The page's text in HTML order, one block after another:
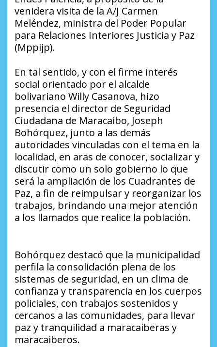
venidera visita de la A/J Carmen
Meléndez, ministra del Poder Popular
para Relaciones Interiores Justicia y Paz
(Mppijp).
En tal sentido, y con el firme interés
social orientado por el alcalde
bolivariano Willy Casanova, hizo
presencia el director de Seguridad
Ciudadana de Maracaibo, Joseph
Bohórquez, junto a las demás
autoridades vinculadas con el tema en la
localidad, en aras de conocer, socializar y
discutir como un solo gobierno lo que
será la ampliación de los Cuadrantes de
Paz, a fin de reimpulsar y reorganizar los
trabajos, brindando una mejor atención
a los llamados que realice la población.
Bohórquez destacó que la municipalidad
perfila la consolidación plena de los
sistemas de seguridad, en un clima de
confianza y transparencia en los cuerpos
policiales, con trabajos sostenidos y
cercanos a las comunidades, para llevar
paz y tranquilidad a maracaiberas y
maracaiberos.